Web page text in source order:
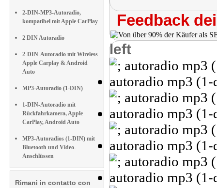
2-DIN-MP3-Autoradio,
kompatibel mit Apple CarPlay
2 DIN Autoradio
2-DIN-Autoradio mit Wireless
Apple Carplay & Android
Auto
MP3-Autoradio (1-DIN)
1-DIN-Autoradio mit
Rückfahrkamera, Apple
CarPlay, Android Auto
MP3-Autoradios (1-DIN) mit
Bluetooth und Video-
Anschlüssen
Rimani in contatto con
Feedback
left